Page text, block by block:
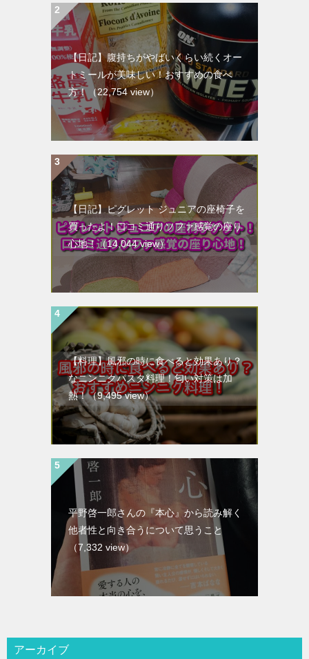
【日記】腹持ちがやばいくらい続くオー
トミールが美味しい！おすすめの食べ
方！
（22,754 view）
【日記】ピグレット ジュニアの座椅子を
買ったよ！口コミ通りソファ感覚の座り
心地！（14,044 view）
【料理】風邪の時に食べると効果あり？
なニンニクパスタ料理！匂い対策は加
熱！（9,495 view）
平野啓一郎さんの『本心』から読み解く
他者性と向き合うについて思うこと
（7,332 view）
アーカイブ